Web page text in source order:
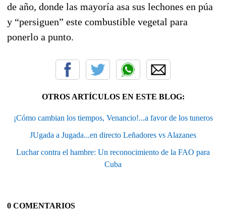
de año, donde las mayoría asa sus lechones en púa
y “persiguen” este combustible vegetal para
ponerlo a punto.
OTROS ARTÍCULOS EN ESTE BLOG:
¡Cómo cambian los tiempos, Venancio!...a favor de los tuneros
JUgada a Jugada...en directo Leñadores vs Alazanes
Luchar contra el hambre: Un reconocimiento de la FAO para
Cuba
0 COMENTARIOS